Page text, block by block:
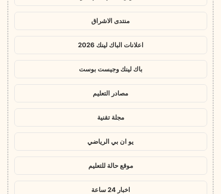
منتدى الاشراق
اعلانات الباك لينك 2026
باك لينك وجيست بوست
مصادر التعليم
مجلة تقنية
يو ان بي الرياضي
موقع حالة للتعليم
اخبار 24 ساعة